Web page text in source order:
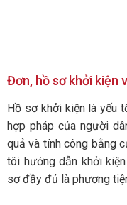
Đơn, hồ sơ khởi kiện
Hồ sơ khởi kiện là yếu
hợp pháp của người
quả và tính công bằng
tôi hướng dẫn khởi
sơ đầy đủ là phương